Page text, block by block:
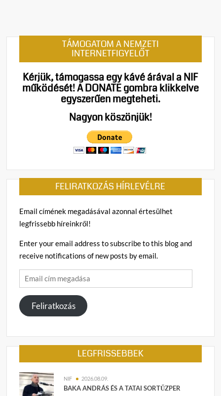
TÁMOGATOM A NEMZETI
INTERNETFIGYELŐT
Kérjük, támogassa egy kávé árával a NIF
működését!A DONATE gombra klikkelve
egyszerűen megteheti.
Nagyon köszönjük!
FELIRATKOZÁS HÍRLEVÉLRE
Email címének megadásával azonnal értesülhet
legfrissebb híreinkről!
Enter your email address to subscribe to this blog and
receive notifications of new posts by email.
Email
cím
megadása
Feliratkozás
LEGFRISSEBBEK
NIF 2026.08.09.
BAKA ANDRÁS ÉS A TATAI SORTŰZPER